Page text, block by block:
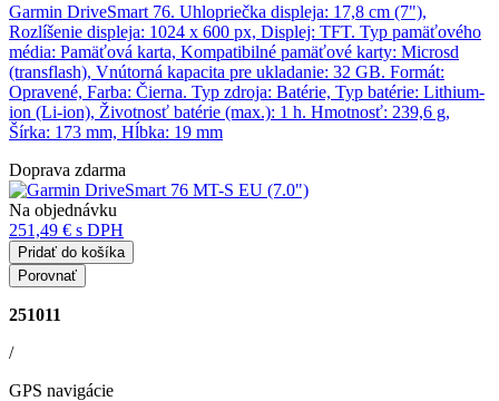
Garmin DriveSmart 76. Uhlopriečka displeja: 17,8 cm (7"),
Rozlíšenie displeja: 1024 x 600 px, Displej: TFT. Typ pamäťového
média: Pamäťová karta, Kompatibilné pamäťové karty: Microsd
(transflash), Vnútorná kapacita pre ukladanie: 32 GB. Formát:
Opravené, Farba: Čierna. Typ zdroja: Batérie, Typ batérie: Lithium-
ion (Li-ion), Životnosť batérie (max.): 1 h. Hmotnosť: 239,6 g,
Šírka: 173 mm, Hĺbka: 19 mm
Doprava zdarma
Na objednávku
251,49 € s DPH
Pridať do košíka
Porovnať
251011
/
GPS navigácie